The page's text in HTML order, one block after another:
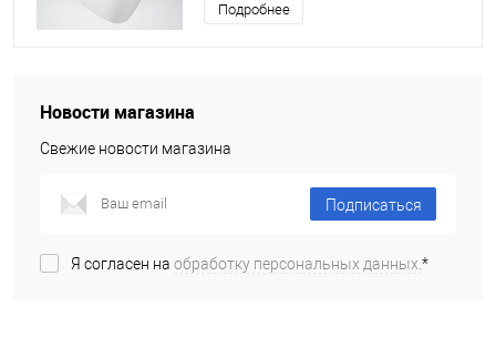
Подробнее
Новости магазина
Свежие новости магазина
Подписаться
Я согласен на обработку персональных данных.*